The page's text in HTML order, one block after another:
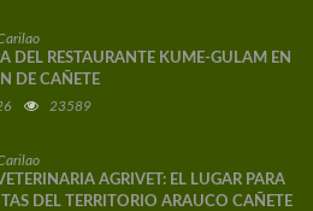
DEL RESTAURANTE KUME-GULAM EN
DE CAÑETE
23589
AGRIVET: EL LUGAR PARA
DEL TERRITORIO ARAUCO CAÑETE